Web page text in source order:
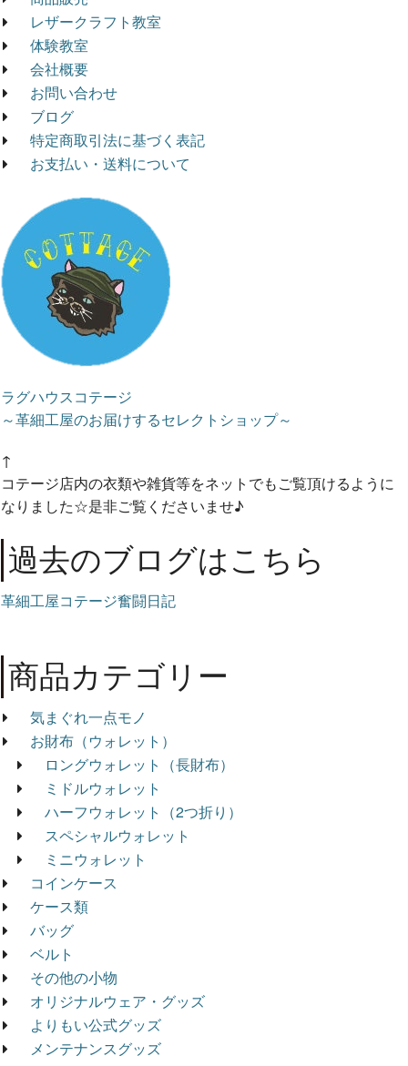
レザークラフト教室
体験教室
会社概要
お問い合わせ
ブログ
特定商取引法に基づく表記
お支払い・送料について
ラグハウスコテージ
～革細工屋のお届けするセレクトショップ～
↑
コテージ店内の衣類や雑貨等をネットでもご覧頂けるように
なりました☆是非ご覧くださいませ♪
過去のブログはこちら
革細工屋コテージ奮闘日記
商品カテゴリー
気まぐれ一点モノ
お財布（ウォレット）
ロングウォレット（長財布）
ミドルウォレット
ハーフウォレット（2つ折り）
スペシャルウォレット
ミニウォレット
コインケース
ケース類
バッグ
ベルト
その他の小物
オリジナルウェア・グッズ
よりもい公式グッズ
メンテナンスグッズ